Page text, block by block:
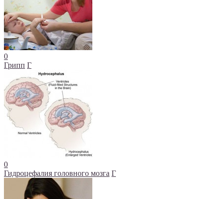
0
Грипп Г
0
Гидроцефалия головного мозга Г